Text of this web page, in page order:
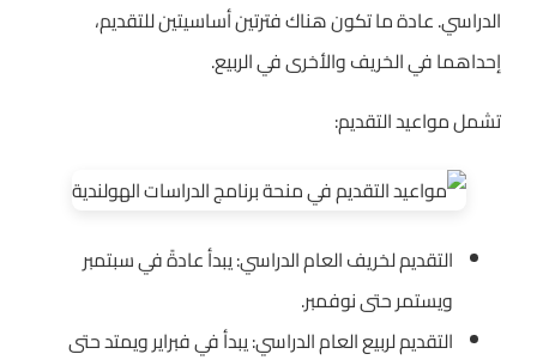
الدراسي. عادة ما تكون هناك فترتين أساسيتين للتقديم،
إحداهما في الخريف والأخرى في الربيع.
تشمل مواعيد التقديم:
التقديم لخريف العام الدراسي: يبدأ عادةً في سبتمبر
ويستمر حتى نوفمبر.
التقديم لربيع العام الدراسي: يبدأ في فبراير ويمتد حتى